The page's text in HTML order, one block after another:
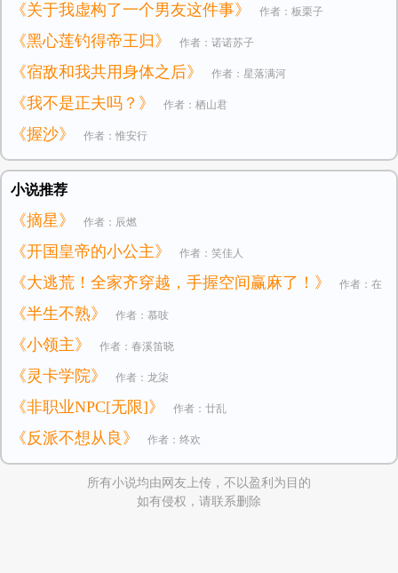
《关于我虚构了一个男友这件事》 作者：板栗子
《黑心莲钓得帝王归》 作者：诺诺苏子
《宿敌和我共用身体之后》 作者：星落满河
《我不是正夫吗？》 作者：栖山君
《握沙》 作者：惟安行
小说推荐
《摘星》 作者：辰燃
《开国皇帝的小公主》 作者：笑佳人
《大逃荒！全家齐穿越，手握空间赢麻了！》 作者：在
逃小公主
《半生不熟》 作者：慕吱
《小领主》 作者：春溪笛晓
《灵卡学院》 作者：龙柒
《非职业NPC[无限]》 作者：廿乱
《反派不想从良》 作者：终欢
所有小说均由网友上传，不以盈利为目的
如有侵权，请联系删除